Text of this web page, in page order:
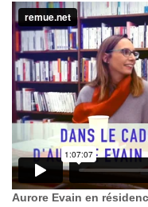
Aurore Evain en